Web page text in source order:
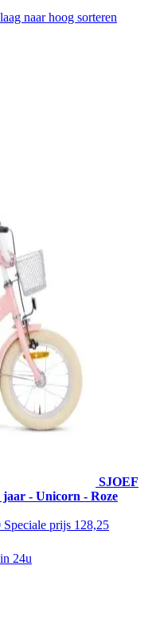
naar hoog sorteren
SJOEF
jaar - Unicorn - Roze
Speciale prijs 128,25
24u